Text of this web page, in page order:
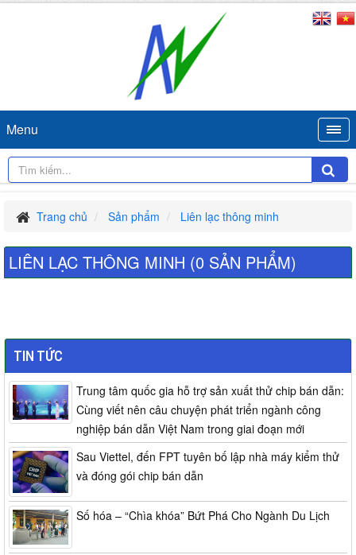
Menu
Trang chủ Sản phẩm Liên lạc thông minh
LIÊN LẠC THÔNG MINH (0 SẢN PHẨM)
TIN TỨC
Trung tâm quốc gia hỗ trợ sản xuất thử chip bán dẫn:
Cùng viết nên câu chuyện phát triển ngành công
nghiệp bán dẫn Việt Nam trong giai đoạn mới
Sau Viettel, đến FPT tuyên bố lập nhà máy kiểm thử
và đóng gói chip bán dẫn
Số hóa – “Chìa khóa” Bứt Phá Cho Ngành Du Lịch